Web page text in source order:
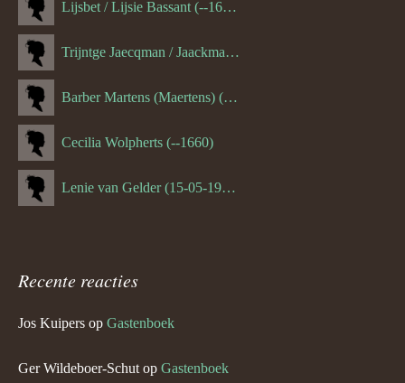
Lijsbet / Lijsie Bassant (--1687)
Trijntge Jaecqman / Jaackman (--1651)
Barber Martens (Maertens) (--1658)
Cecilia Wolpherts (--1660)
Lenie van Gelder (15-05-1970)
Recente reacties
Jos Kuipers op Gastenboek
Ger Wildeboer-Schut op Gastenboek